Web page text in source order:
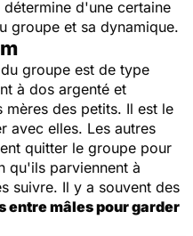
d'une certaine
groupe et sa dynamique.
groupe est de type
à dos argenté et
mères des petits. Il est le
avec elles. Les autres
quitter le groupe pour
qu'ils parviennent à
suivre. Il y a souvent des
entre mâles pour garder